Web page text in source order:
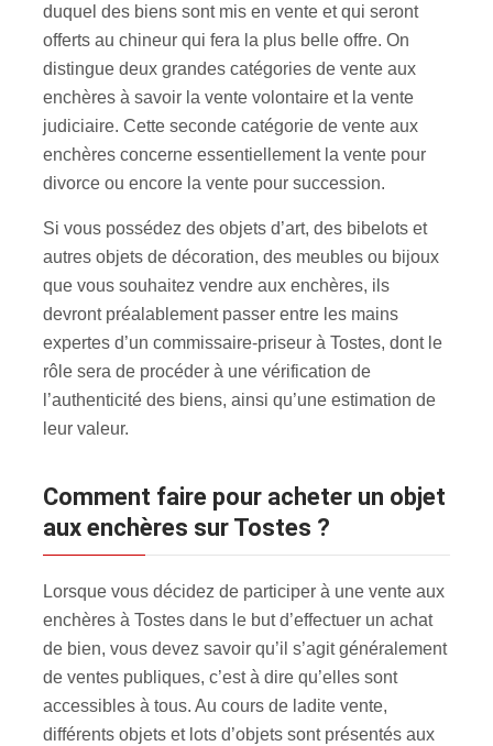
duquel des biens sont mis en vente et qui seront
offerts au chineur qui fera la plus belle offre. On
distingue deux grandes catégories de vente aux
enchères à savoir la vente volontaire et la vente
judiciaire. Cette seconde catégorie de vente aux
enchères concerne essentiellement la vente pour
divorce ou encore la vente pour succession.
Si vous possédez des objets d’art, des bibelots et
autres objets de décoration, des meubles ou bijoux
que vous souhaitez vendre aux enchères, ils
devront préalablement passer entre les mains
expertes d’un commissaire-priseur à Tostes, dont le
rôle sera de procéder à une vérification de
l’authenticité des biens, ainsi qu’une estimation de
leur valeur.
Comment faire pour acheter un objet
aux enchères sur Tostes ?
Lorsque vous décidez de participer à une vente aux
enchères à Tostes dans le but d’effectuer un achat
de bien, vous devez savoir qu’il s’agit généralement
de ventes publiques, c’est à dire qu’elles sont
accessibles à tous. Au cours de ladite vente,
différents objets et lots d’objets sont présentés aux